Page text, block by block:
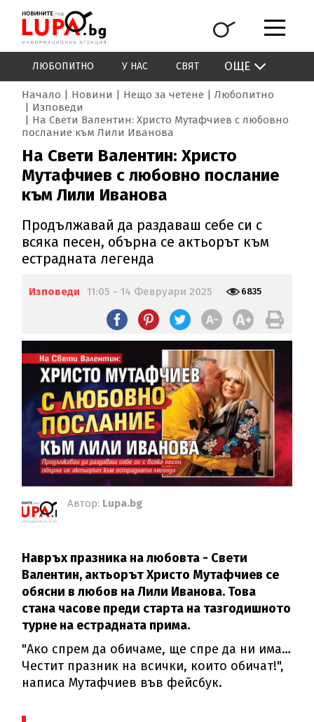
ЛЮБОПИТНО У НАС СВЯТ ОЩЕ
Начало Новини Нещо за четене
Любопитно
Изповеди
На Свети Валентин: Христо Мутафчиев с любовно
послание към Лили Иванова
На Свети Валентин: Христо
Мутафчиев с любовно послание
към Лили Иванова
Продължавай да раздаваш себе си с
всяка песен, обърна се актьорът към
естрадната легенда
Изповеди 11:05 - 14 Февруари 2025 6835
Автор: Lupa.bg
Навръх празника на любовта - Свети
Валентин, актьорът Христо Мутафчиев се
обясни в любов на Лили Иванова. Това
стана часове преди старта на тазгодишното
турне на естрадната прима.
"Ако спрем да обичаме, ще спре да ни има…
Честит празник на всички, които обичат!",
написа Мутафчиев във фейсбук.